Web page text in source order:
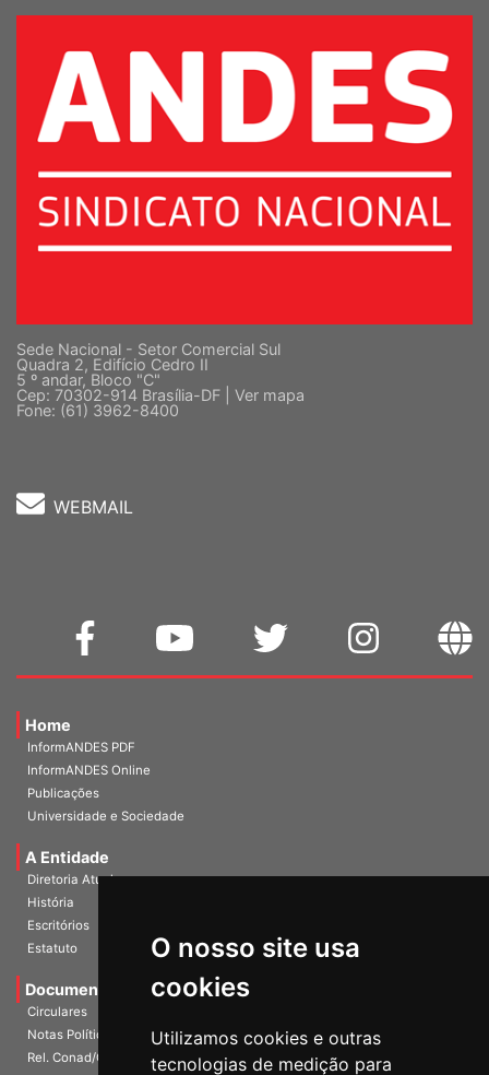
O nosso site usa
cookies
Utilizamos cookies e outras
tecnologias de medição para
Sede Nacional - Setor Comercial Sul
Quadra 2, Edifício Cedro II
5 º andar, Bloco "C"
Cep: 70302-914 Brasília-DF | Ver mapa
Fone: (61) 3962-8400
WEBMAIL
Home
InformANDES PDF
InformANDES Online
Publicações
Universidade e Sociedade
A Entidade
Diretoria Atual
História
Escritórios
Estatuto
Documentos
Circulares
Notas Políticas
Rel. Conad/Congresso